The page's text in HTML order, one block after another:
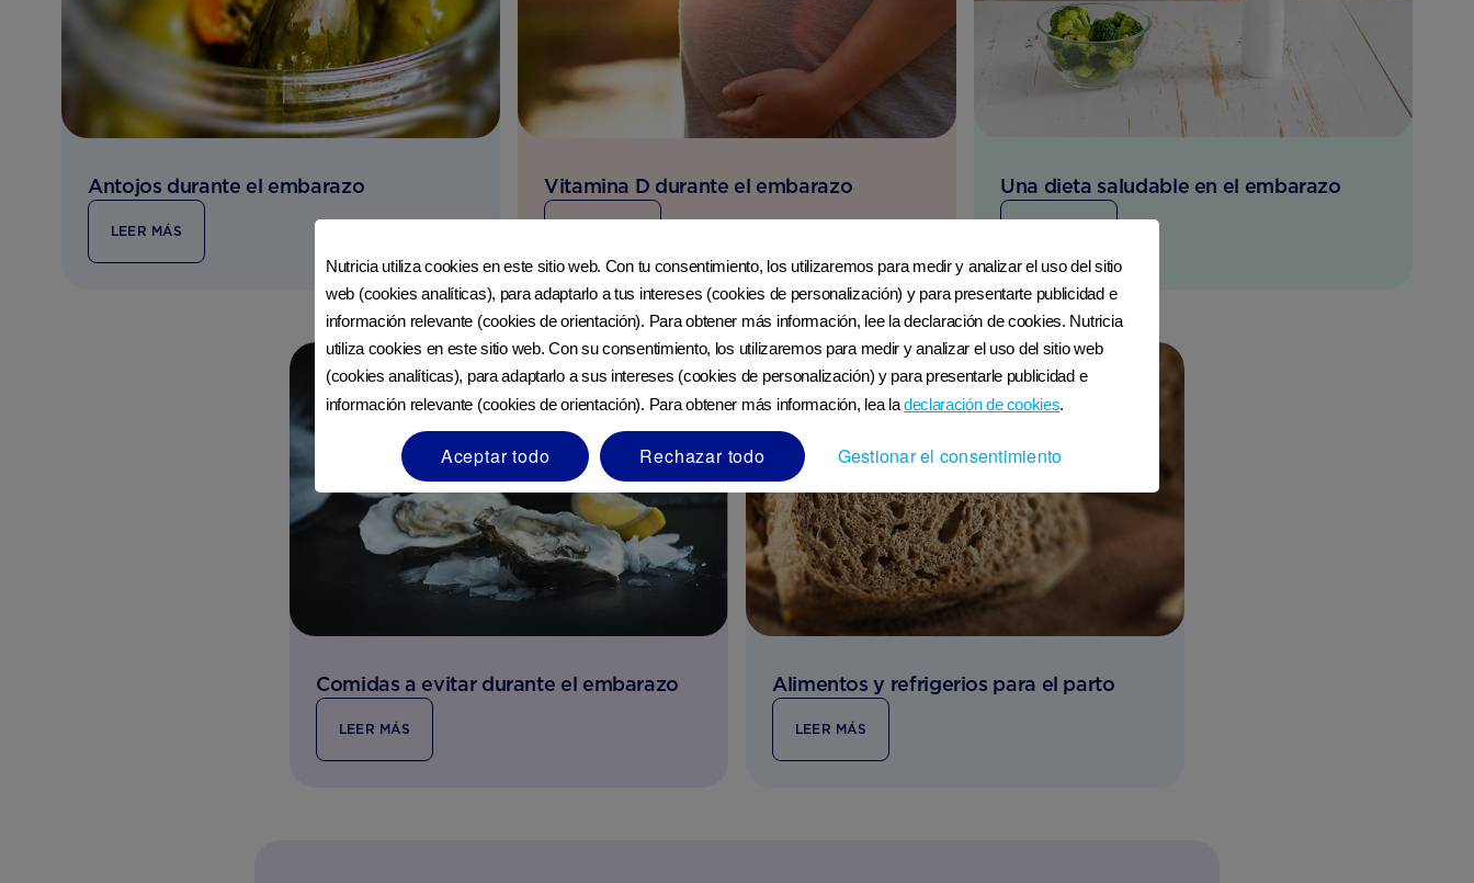
Antojos durante el embarazo
LEER MÁS
Vitamina D durante el embarazo Una dieta saludable en el embarazo
Comidas a evitar durante el embarazo
LEER MÁS
Alimentos y refrigerios para el parto
LEER MÁS
Nutricia utiliza cookies en este sitio web. Con tu consentimiento, los utilizaremos para medir y analizar el uso del sitio
web (cookies analíticas), para adaptarlo a tus intereses (cookies de personalización) y para presentarte publicidad e
información relevante (cookies de orientación). Para obtener más información, lee la declaración de cookies. Nutricia
utiliza cookies en este sitio web. Con su consentimiento, los utilizaremos para medir y analizar el uso del sitio web
(cookies analíticas), para adaptarlo a sus intereses (cookies de personalización) y para presentarle publicidad e
información relevante (cookies de orientación). Para obtener más información, lea ladeclaración de cookies.
Aceptar todo Rechazar todo Gestionar el consentimiento